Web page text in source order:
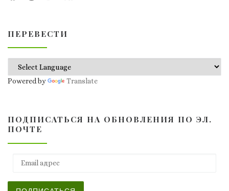
ПЕРЕВЕСТИ
Powered by Translate
ПОДПИСАТЬСЯ НА ОБНОВЛЕНИЯ ПО ЭЛ.
ПОЧТЕ